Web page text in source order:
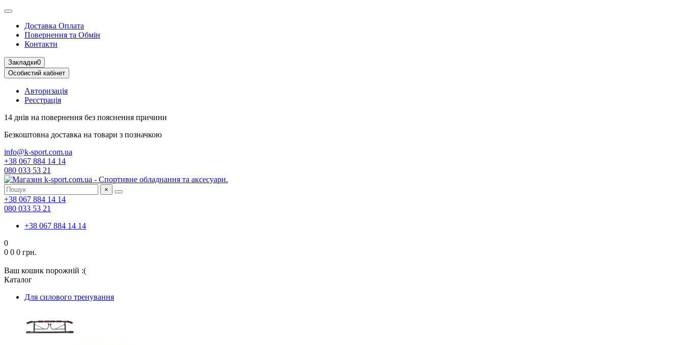
Доставка Оплата
Повернення та Обмін
Контакти
Закладки0
Особистий кабінет
Авторизація
Реєстрація
14 днів на повернення без пояснення причини
Безкоштовна доставка на товари з позначкою
info@k-sport.com.ua
+38 067 884 14 14
080 033 53 21
×
+38 067 884 14 14
080 033 53 21
+38 067 884 14 14
0
0 0 0 грн.
Ваш кошик порожній :(
Каталог
Для силового тренування